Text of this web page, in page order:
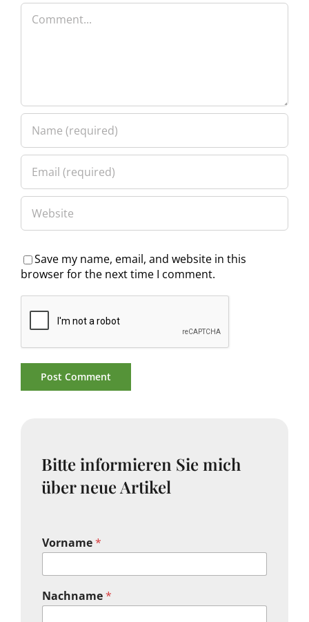
Comment
Save my name, email, and website in this
browser for the next time I comment.
Bitte informieren Sie mich
über neue Artikel
Vorname*
Nachname*